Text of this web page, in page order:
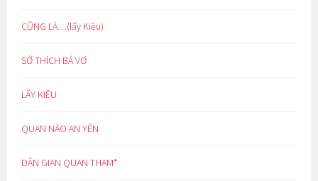
CŨNG LÀ…(lẩy Kiều)
SỞ THÍCH BÁ VƠ
LẨY KIỀU
QUAN NÀO AN YÊN
DÂN GIAN QUAN THAM*